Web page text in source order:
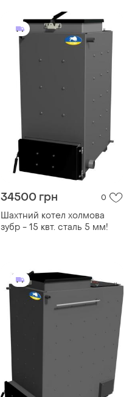
34500 грн 0
Шахтний котел холмова
зубр - 15 квт. сталь 5 мм!